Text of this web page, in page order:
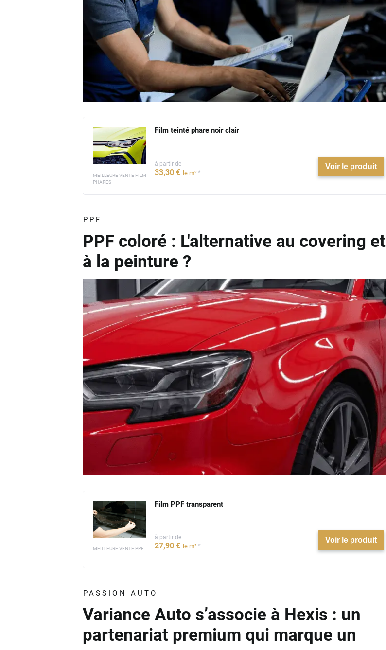
Film teinté phare noir clair
à partir de
33,30 € le m²*
Voir le produit
MEILLEURE VENTE FILM
PHARES
PPF
PPF coloré : L'alternative au covering et
à la peinture ?
Film PPF transparent
à partir de
27,90 € le m²*
Voir le produit
MEILLEURE VENTE PPF
PASSION AUTO
Variance Auto s’associe à Hexis : un
partenariat premium qui marque un